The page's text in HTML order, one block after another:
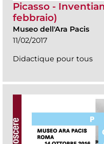
Picasso -
febbraio)
Museo dell'Ara Pacis
11/02/2017
Didactique pour tous